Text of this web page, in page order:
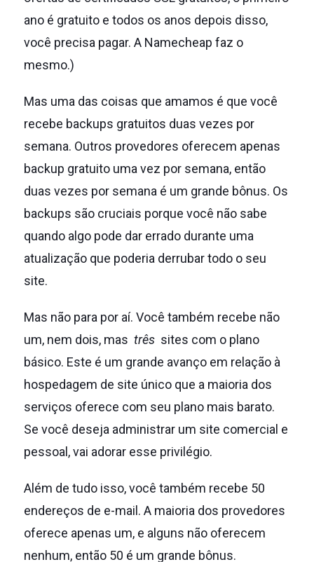
ano é gratuito e todos os anos depois disso,
você precisa pagar. A Namecheap faz o
mesmo.)
Mas uma das coisas que amamos é que você
recebe backups gratuitos duas vezes por
semana. Outros provedores oferecem apenas
backup gratuito uma vez por semana, então
duas vezes por semana é um grande bônus. Os
backups são cruciais porque você não sabe
quando algo pode dar errado durante uma
atualização que poderia derrubar todo o seu
site.
Mas não para por aí. Você também recebe não
um, nem dois, mas trêssites com o plano
básico. Este é um grande avanço em relação à
hospedagem de site único que a maioria dos
serviços oferece com seu plano mais barato.
Se você deseja administrar um site comercial e
pessoal, vai adorar esse privilégio.
Além de tudo isso, você também recebe 50
endereços de e-mail. A maioria dos provedores
oferece apenas um, e alguns não oferecem
nenhum, então 50 é um grande bônus.